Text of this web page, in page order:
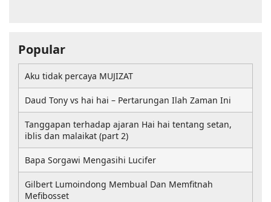
Popular
Aku tidak percaya MUJIZAT
Daud Tony vs hai hai – Pertarungan Ilah Zaman Ini
Tanggapan terhadap ajaran Hai hai tentang setan,
iblis dan malaikat (part 2)
Bapa Sorgawi Mengasihi Lucifer
Gilbert Lumoindong Membual Dan Memfitnah
Mefibosset